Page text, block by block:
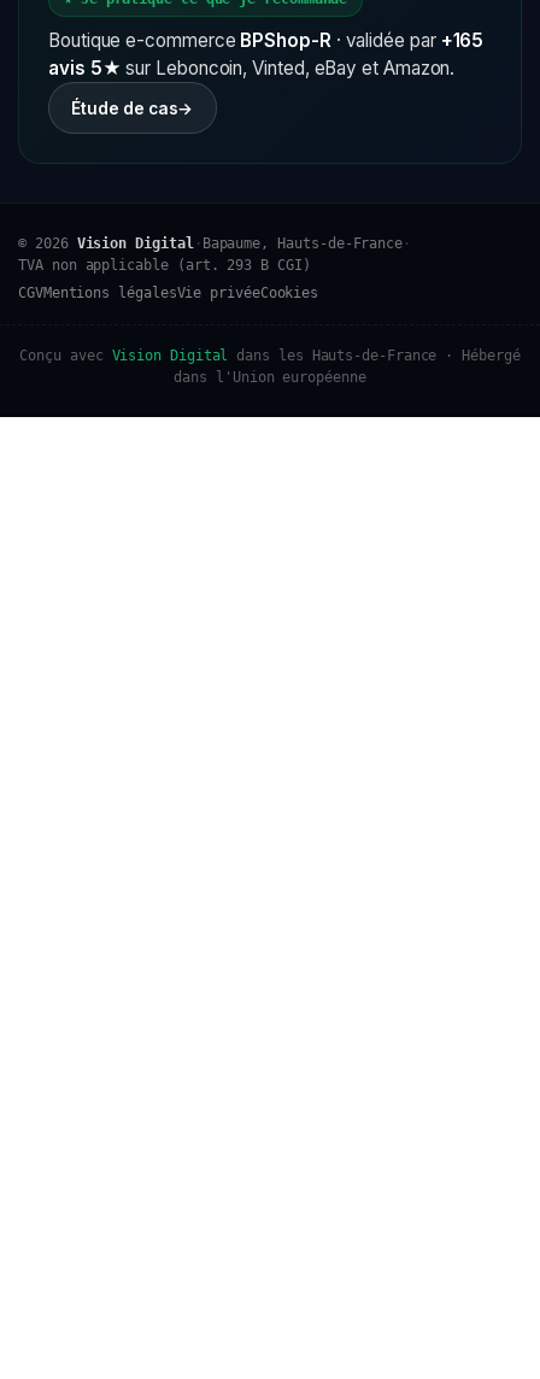
Boutique e-commerce BPShop-R· validée par +165
avis 5★ sur Leboncoin, Vinted, eBay et Amazon.
Étude de cas→
© 2026 Vision Digital· Bapaume, Hauts-de-France ·
TVA non applicable (art. 293 B CGI)
CGVMentions légalesVie privéeCookies
Conçu avec Vision Digital
dans les Hauts-de-France · Hébergé
dans l'Union européenne